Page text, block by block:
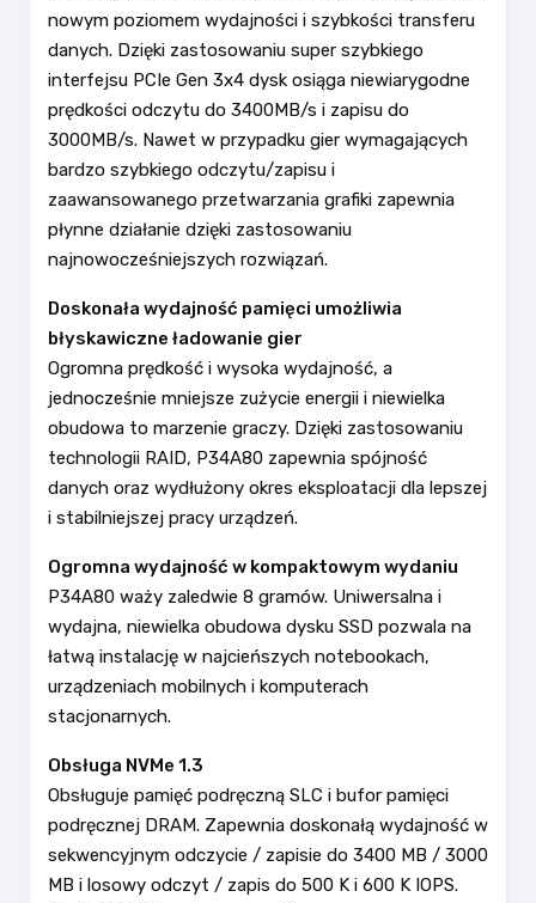
nowym poziomem wydajności i szybkości transferu
danych. Dzięki zastosowaniu super szybkiego
interfejsu PCIe Gen 3x4 dysk osiąga niewiarygodne
prędkości odczytu do 3400MB/s i zapisu do
3000MB/s. Nawet w przypadku gier wymagających
bardzo szybkiego odczytu/zapisu i
zaawansowanego przetwarzania grafiki zapewnia
płynne działanie dzięki zastosowaniu
najnowocześniejszych rozwiązań.
Doskonała wydajność pamięci umożliwia
błyskawiczne ładowanie gier
Ogromna prędkość i wysoka wydajność, a
jednocześnie mniejsze zużycie energii i niewielka
obudowa to marzenie graczy. Dzięki zastosowaniu
technologii RAID, P34A80 zapewnia spójność
danych oraz wydłużony okres eksploatacji dla lepszej
i stabilniejszej pracy urządzeń.
Ogromna wydajność w kompaktowym wydaniu
P34A80 waży zaledwie 8 gramów. Uniwersalna i
wydajna, niewielka obudowa dysku SSD pozwala na
łatwą instalację w najcieńszych notebookach,
urządzeniach mobilnych i komputerach
stacjonarnych.
Obsługa NVMe 1.3
Obsługuje pamięć podręczną SLC i bufor pamięci
podręcznej DRAM. Zapewnia doskonałą wydajność w
sekwencyjnym odczycie / zapisie do 3400 MB / 3000
MB i losowy odczyt / zapis do 500 K i 600 K IOPS.